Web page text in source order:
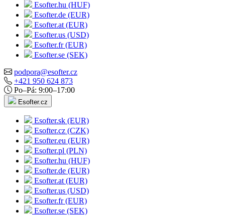
Esofter.hu (HUF)
Esofter.de (EUR)
Esofter.at (EUR)
Esofter.us (USD)
Esofter.fr (EUR)
Esofter.se (SEK)
podpora@esofter.cz
+421 950 624 873
Po–Pá: 9:00–17:00
Esofter.cz
Esofter.sk (EUR)
Esofter.cz (CZK)
Esofter.eu (EUR)
Esofter.pl (PLN)
Esofter.hu (HUF)
Esofter.de (EUR)
Esofter.at (EUR)
Esofter.us (USD)
Esofter.fr (EUR)
Esofter.se (SEK)